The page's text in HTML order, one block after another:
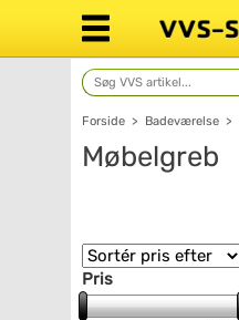
Forside > Badeværelse >
Møbelgreb
Pris